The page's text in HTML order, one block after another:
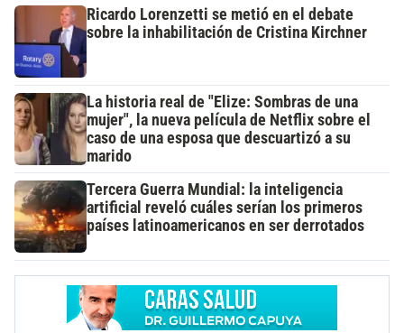
Ricardo Lorenzetti se metió en el debate
sobre la inhabilitación de Cristina Kirchner
La historia real de "Elize: Sombras de una
mujer", la nueva película de Netflix sobre el
caso de una esposa que descuartizó a su
marido
Tercera Guerra Mundial: la inteligencia
artificial reveló cuáles serían los primeros
países latinoamericanos en ser derrotados